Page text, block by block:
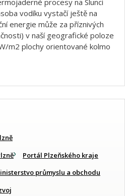
procesy na Slunci
vodíku vystačí ještě na
energie může za příznivých
v naší geografické poloze
m2 plochy orientované kolmo
Portál Plzeňského kraje
průmyslu a obchodu